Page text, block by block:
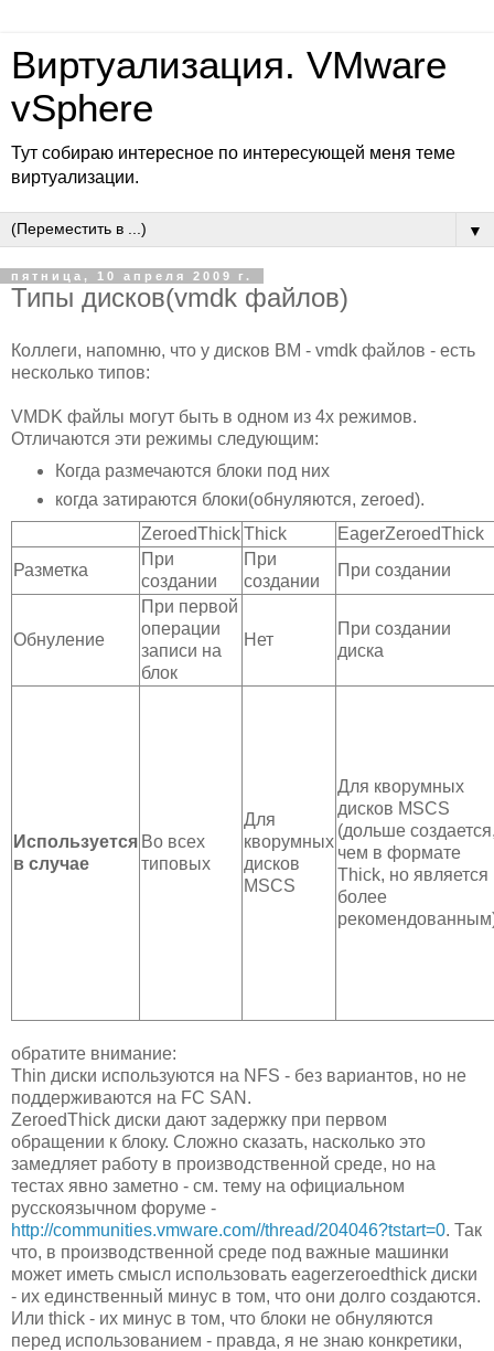
Виртуализация. VMware
vSphere
Тут собираю интересное по интересующей меня теме
виртуализации.
▼
пятница, 10 апреля 2009 г.
Типы дисков(vmdk файлов)
Коллеги, напомню, что у дисков ВМ - vmdk файлов - есть
несколько типов:
VMDK файлы могут быть в одном из 4х режимов.
Отличаются эти режимы следующим:
Когда размечаются блоки под них
когда затираются блоки(обнуляются, zeroed).
ZeroedThickThick
EagerZeroedThick
Разметка
При
создании
При
создании
При создании
Обнуление
При первой
операции
записи на
блок
Нет
При создании
диска
Используется
в случае
Во всех
типовых
Для
кворумных
дисков
MSCS
Для кворумных
дисков MSCS
(дольше
чем в формате
Thick, но является
более
обратите внимание:
Thin диски используются на NFS - без вариантов, но не
поддерживаются на FC SAN.
ZeroedThick диски дают задержку при первом
обращении к блоку. Сложно сказать, насколько это
замедляет работу в производственной среде, но на
тестах явно заметно - см. тему на официальном
русскоязычном форуме -
http://communities.vmware.com//thread/204046?tstart=0. Так
что, в производственной среде под важные машинки
может иметь смысл использовать eagerzeroedthick диски
- их единственный минус в том, что они долго создаются.
Или thick - их минус в том, что блоки не обнуляются
перед использованием - правда, я не знаю конкретики,